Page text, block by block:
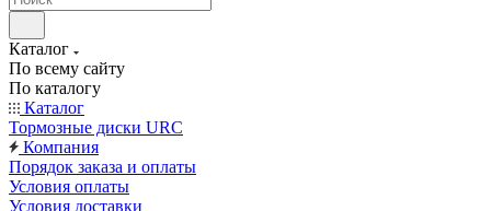
Каталог
По всему сайту
По каталогу
Каталог
Тормозные диски URC
Компания
Порядок заказа и оплаты
Условия оплаты
Условия доставки